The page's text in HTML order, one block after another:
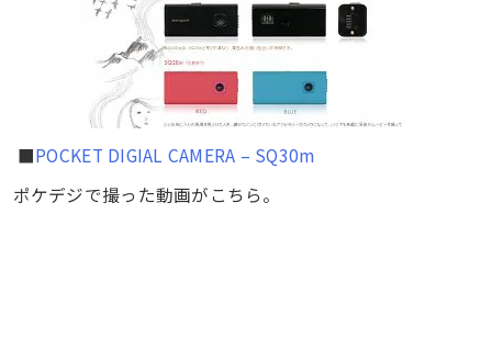
■POCKET DIGIAL CAMERA – SQ30m
ポケデジで撮った動画がこちら。